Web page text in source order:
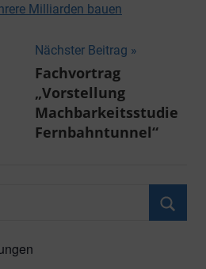
Milliarden bauen
Nächster Beitrag
Fachvortrag
„Vorstellung
Machbarkeitsstudie
Fernbahntunnel“